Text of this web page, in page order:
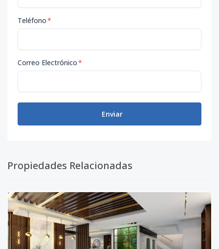
Teléfono*
Correo Electrónico*
Enviar
Propiedades Relacionadas